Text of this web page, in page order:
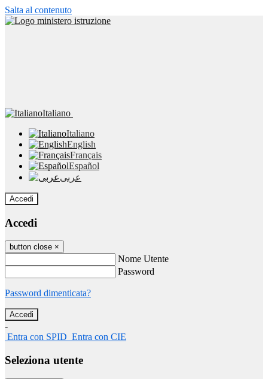
Salta al contenuto
Italiano
Italiano
English
Français
Español
عربى
Accedi
Accedi
button close ×
Nome Utente
Password
Password dimenticata?
-
Entra con SPID Entra con CIE
Seleziona utente